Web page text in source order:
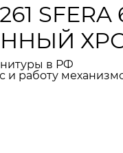
в РФ
и работу